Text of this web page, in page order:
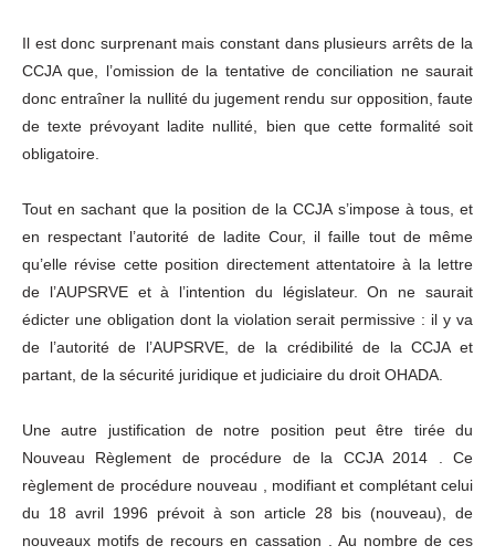
Il est donc surprenant mais constant dans plusieurs arrêts de la
CCJA que, l’omission de la tentative de conciliation ne saurait
donc entraîner la nullité du jugement rendu sur opposition, faute
de texte prévoyant ladite nullité, bien que cette formalité soit
obligatoire.
Tout en sachant que la position de la CCJA s’impose à tous, et
en respectant l’autorité de ladite Cour, il faille tout de même
qu’elle révise cette position directement attentatoire à la lettre
de l’AUPSRVE et à l’intention du législateur. On ne saurait
édicter une obligation dont la violation serait permissive : il y va
de l’autorité de l’AUPSRVE, de la crédibilité de la CCJA et
partant, de la sécurité juridique et judiciaire du droit OHADA.
Une autre justification de notre position peut être tirée du
Nouveau Règlement de procédure de la CCJA 2014 . Ce
règlement de procédure nouveau , modifiant et complétant celui
du 18 avril 1996 prévoit à son article 28 bis (nouveau), de
nouveaux motifs de recours en cassation . Au nombre de ces